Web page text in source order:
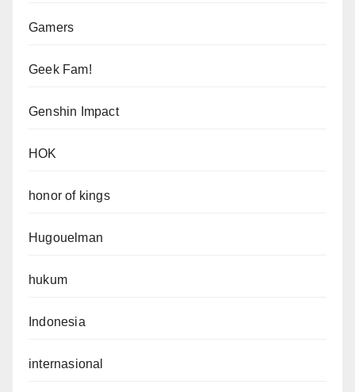
Gamers
Geek Fam!
Genshin Impact
HOK
honor of kings
Hugouelman
hukum
Indonesia
internasional